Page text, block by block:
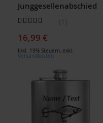
Junggesellenabschied
Bewertung:
16,99 €
Inkl. 19% Steuern, exkl.
Versandkosten